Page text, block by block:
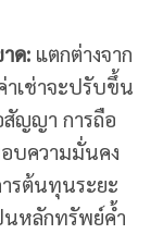
ด:แตกต่างจาก
เช่าจะปรับขึ้น
สัญญา การถือ
บความมั่นคง
รต้นทุนระยะ
นหลักทรัพย์ค้ำ